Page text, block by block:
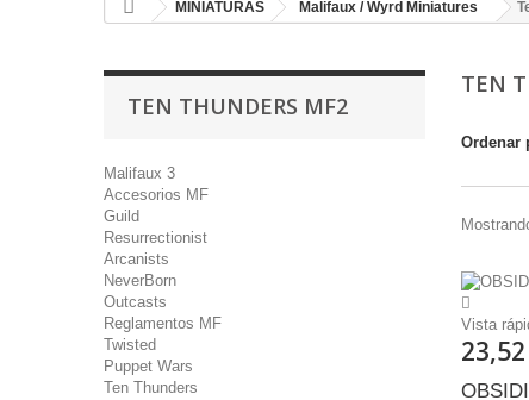
MINIATURAS Malifaux / Wyrd Miniatures
TEN THUNDERS MF2
Malifaux 3
Accesorios MF
Guild
Resurrectionist
Arcanists
NeverBorn
Outcasts
Reglamentos MF
Twisted
Puppet Wars
Ten Thunders
TEN
Ordenar
Vista